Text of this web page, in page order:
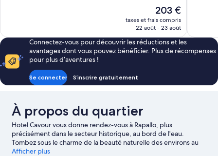
Le
nouveau
prix
de
203 €
203 €
taxes et frais compris
22 août - 23 août
1 006 avis
Connectez-vous pour découvrir les réductions et les
avantages dont vous pouvez bénéficier. Plus de récompenses
pour plus d’aventures !
Se connecter S’inscrire gratuitement
À propos du quartier
Hotel Cavour vous donne rendez-vous à Rapallo, plus
précisément dans le secteur historique, au bord de l'eau.
Tombez sous le charme de la beauté naturelle des environs au
détour des emblématiques Plage de Paraggi et Plage de San
Afficher plus